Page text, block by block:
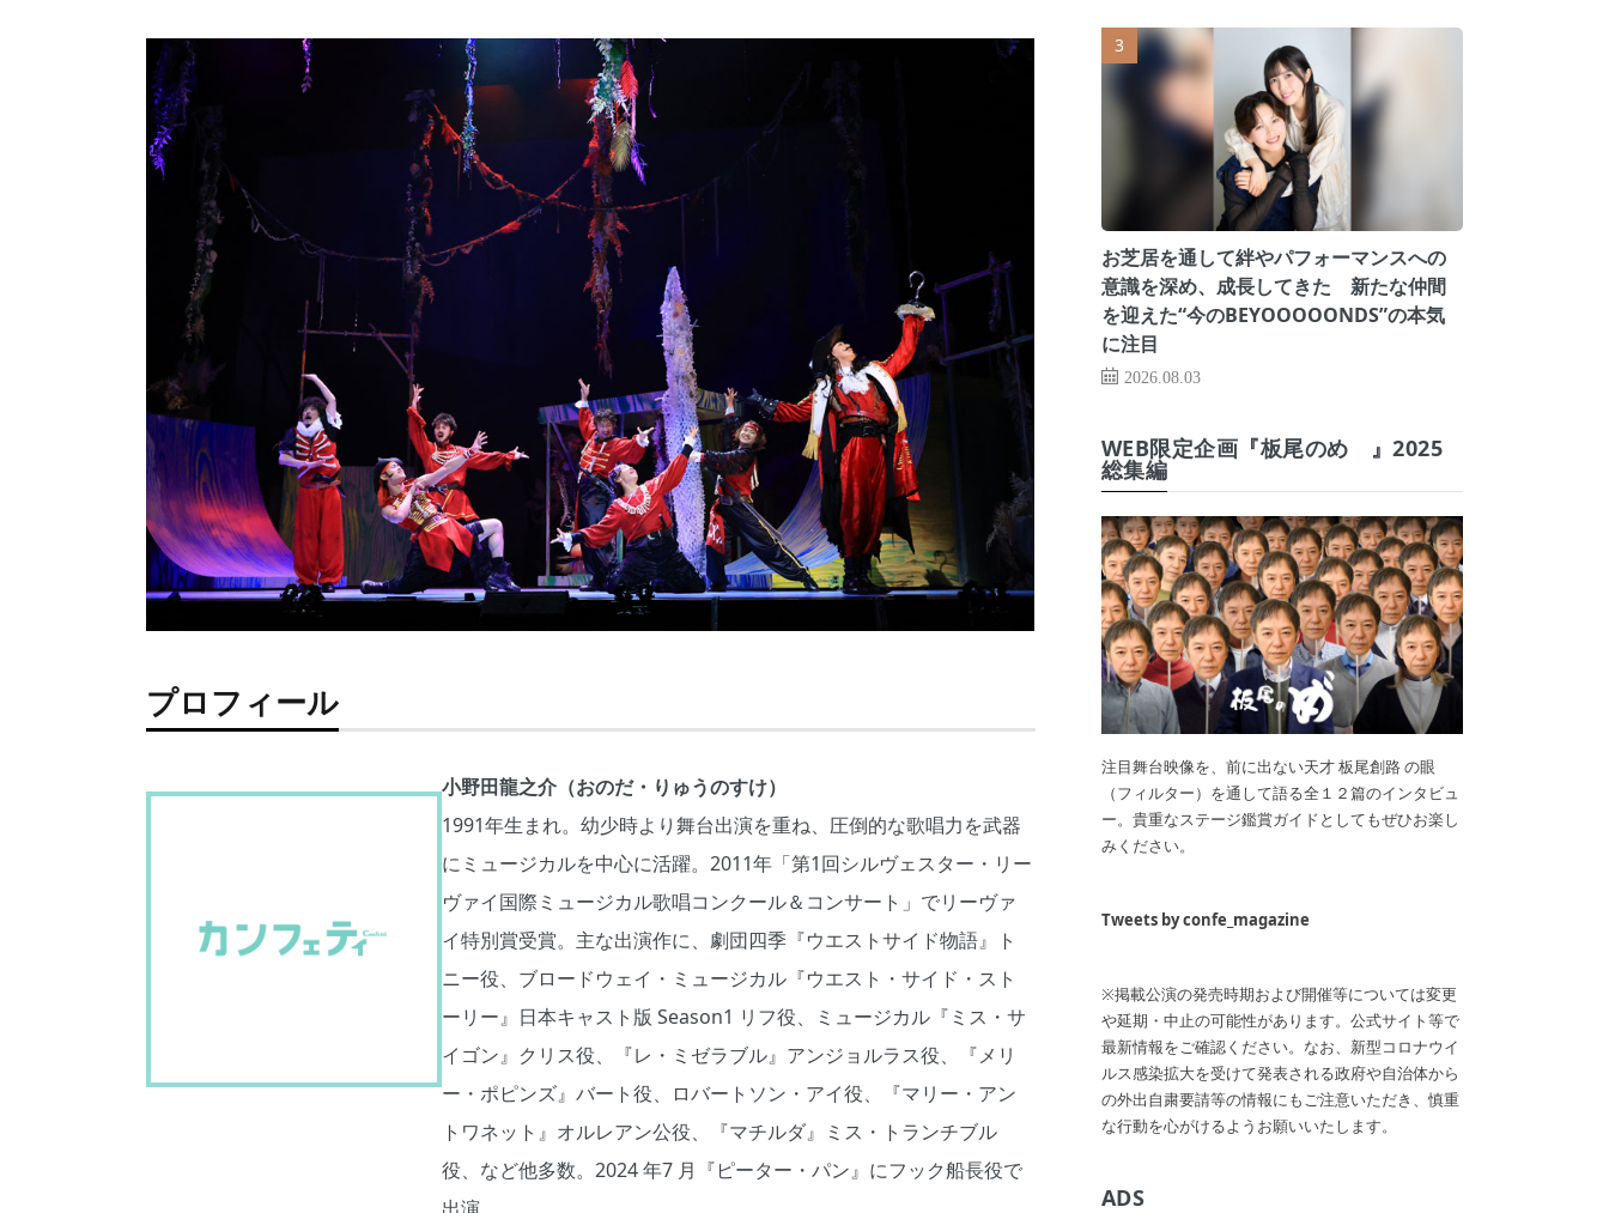
プロフィール
小野田龍之介（おのだ・りゅうのすけ）
1991年生まれ。幼少時より舞台出演を重ね、圧倒的な歌唱力を武器
にミュージカルを中心に活躍。2011年「第1回シルヴェスター・リー
ヴァイ国際ミュージカル歌唱コンクール＆コンサート」でリーヴァ
イ特別賞受賞。主な出演作に、劇団四季『ウエストサイド物語』ト
ニー役、ブロードウェイ・ミュージカル『ウエスト・サイド・スト
ーリー』日本キャスト版 Season1 リフ役、ミュージカル『ミス・サ
イゴン』クリス役、『レ・ミゼラブル』アンジョルラス役、『メリ
ー・ポピンズ』バート役、ロバートソン・アイ役、『マリー・アン
トワネット』オルレアン公役、『マチルダ』ミス・トランチブル
役、など他多数。2024 年7 月『ピーター・パン』にフック船長役で
お芝居を通して絆やパフォーマンスへの
意識を深め、成長してきた 新たな仲間
を迎えた“今のBEYOOOOONDS”の本気
に注目
2026.08.03
WEB限定企画『板尾のめ゙』2025
総集編
注目舞台映像を、前に出ない天才 板尾創路 の眼
（フィルター）を通して語る全１２篇のインタビュ
ー。貴重なステージ鑑賞ガイドとしてもぜひお楽し
みください。
Tweets by confe_magazine
※掲載公演の発売時期および開催等については変更
や延期・中止の可能性があります。公式サイト等で
最新情報をご確認ください。なお、新型コロナウイ
ルス感染拡大を受けて発表される政府や自治体から
の外出自粛要請等の情報にもご注意いただき、慎重
な行動を心がけるようお願いいたします。
ADS